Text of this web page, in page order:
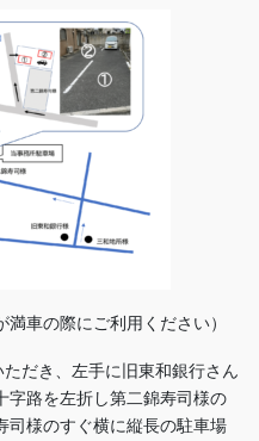
車の際にご利用ください）
だき、左手に旧東和銀行さん
字路を左折し第二錦寿司様の
司様のすぐ横に縦長の駐車場